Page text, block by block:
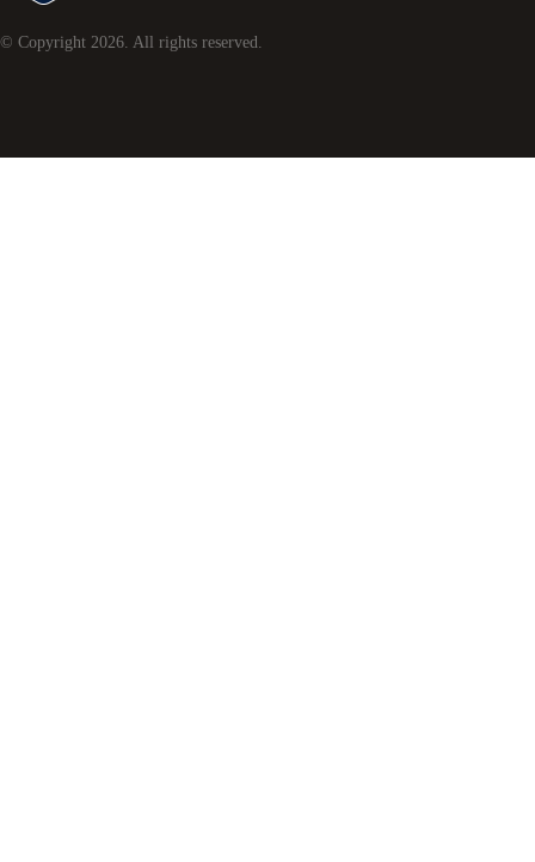
© Copyright 2026. All rights reserved.